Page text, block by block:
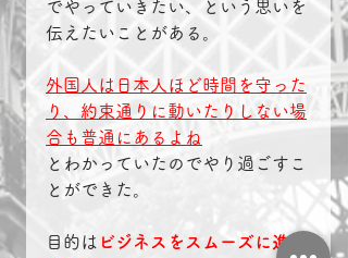
でやっていきたい、という思いを
伝えたいことがある。
外国人は日本人ほど時間を守った
り、約束通りに動いたりしない場
合も普通にあるよね
とわかっていたのでやり過ごすこ
とができた。
目的は ビジネスをスムーズに進め